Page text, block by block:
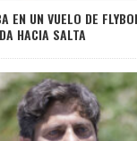
EN UN VUELO DE
HACIA SALTA